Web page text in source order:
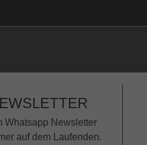
Whatsapp Newsletter
auf dem Laufenden.